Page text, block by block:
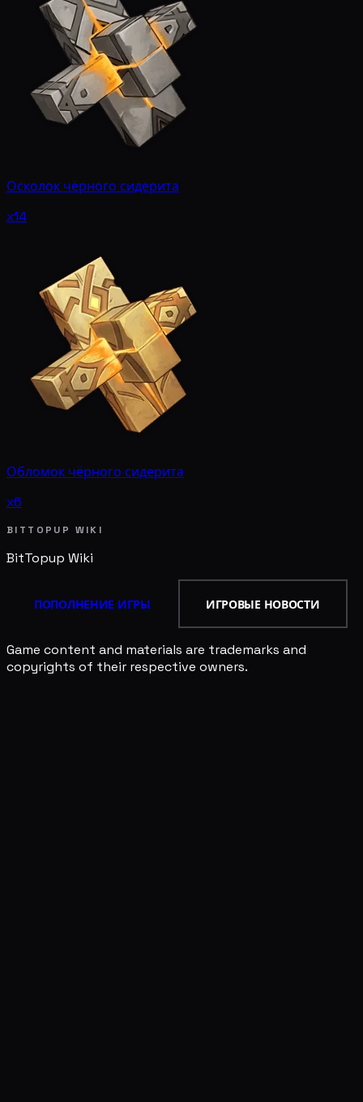
Осколок чёрного сидерита
x14
Обломок чёрного сидерита
x6
BITTOPUP WIKI
BitTopup Wiki
ПОПОЛНЕНИЕ ИГРЫ ИГРОВЫЕ НОВОСТИ
Game content and materials are trademarks and
copyrights of their respective owners.